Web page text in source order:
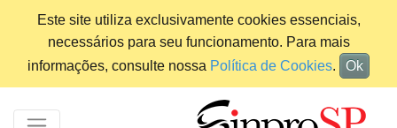
Este site utiliza exclusivamente cookies essenciais,
necessários para seu funcionamento. Para mais
informações, consulte nossa Política de Cookies. Ok